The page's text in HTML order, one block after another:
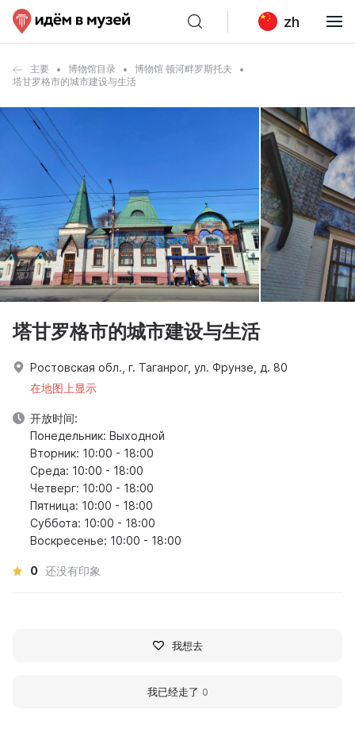
zh
主要 博物馆目录
博物馆 顿河畔罗斯托夫
塔甘罗格市的城市建设与生活
塔甘罗格市的城市建设与生活
Ростовская обл., г. Таганрог, ул. Фрунзе, д. 80
在地图上显示
开放时间:
Понедельник: Выходной
Вторник: 10:00 - 18:00
Среда: 10:00 - 18:00
Четверг: 10:00 - 18:00
Пятница: 10:00 - 18:00
Суббота: 10:00 - 18:00
Воскресенье: 10:00 - 18:00
0 还没有印象
我想去
我已经走了 0